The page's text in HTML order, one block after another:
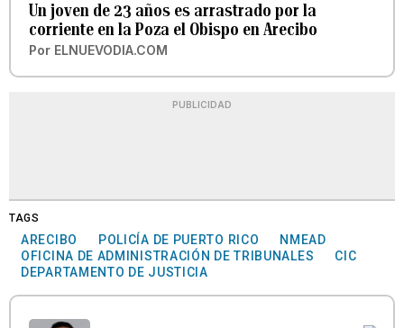
Un joven de 23 años es arrastrado por la
corriente en la Poza el Obispo en Arecibo
Por ELNUEVODIA.COM
PUBLICIDAD
TAGS
ARECIBO POLICÍA DE PUERTO RICO
NMEAD
OFICINA DE ADMINISTRACIÓN DE TRIBUNALES
CIC
DEPARTAMENTO DE JUSTICIA